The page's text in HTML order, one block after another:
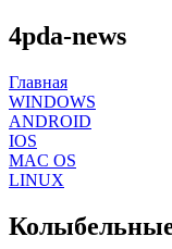
4pda-news
Главная
WINDOWS
ANDROID
IOS
MAC OS
LINUX